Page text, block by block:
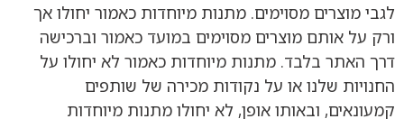
לגבי מוצרים מסוימים. מתנות מיוחדות כאמור יחולו אך
ורק על אותם מוצרים מסוימים במועד כאמור וברכישה
דרך האתר בלבד. מתנות מיוחדות כאמור לא יחולו על
החנויות שלנו או על נקודות מכירה של שותפים
קמעונאים, ובאותו אופן, לא יחולו מתנות מיוחדות